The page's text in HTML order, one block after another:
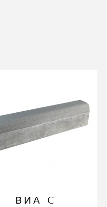
ВИА C